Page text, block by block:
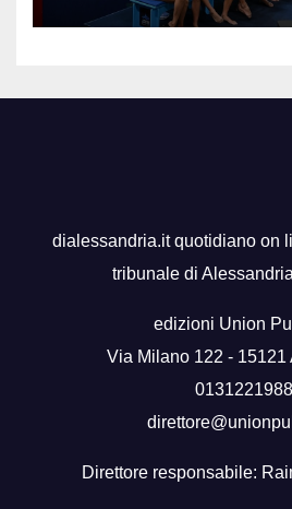
dialessandria.it quotidiano on
tribunale di
edizioni Union
Via Milano 122 - 15121
0131221988
Direttore responsabile: